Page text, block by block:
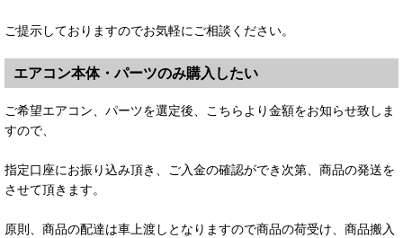
ご提示しておりますのでお気軽にご相談ください。
エアコン本体・パーツのみ購入したい
ご希望エアコン、パーツを選定後、こちらより金額をお知らせ致しま
すので、
指定口座にお振り込み頂き、ご入金の確認ができ次第、商品の発送を
させて頂きます。
原則、商品の配達は車上渡しとなりますので商品の荷受け、商品搬入